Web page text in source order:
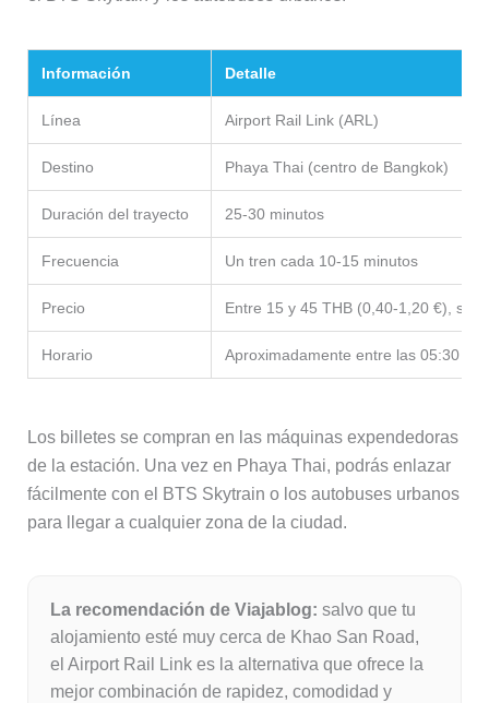
Información Detalle
Línea Airport Rail Link (ARL)
Destino Phaya Thai (centro de Bangkok)
Duración del trayecto 25-30 minutos
Frecuencia Un tren cada 10-15 minutos
Precio Entre 15 y 45 THB (0,40-1,20 €),
Horario Aproximadamente entre las 05:30 y
Los billetes se compran en las máquinas expendedoras
de la estación. Una vez en Phaya Thai, podrás enlazar
fácilmente con el BTS Skytrain o los autobuses urbanos
para llegar a cualquier zona de la ciudad.
La recomendación de Viajablog: salvo que tu
alojamiento esté muy cerca de Khao San Road,
el Airport Rail Link es la alternativa que ofrece la
mejor combinación de rapidez, comodidad y